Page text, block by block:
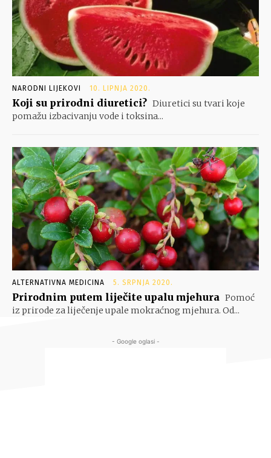
NARODNI LIJEKOVI 10. LIPNJA 2020.
Koji su prirodni diuretici? Diuretici su tvari koje
pomažu izbacivanju vode i toksina...
ALTERNATIVNA MEDICINA 5. SRPNJA 2020.
Prirodnim putem liječite upalu mjehura Pomoć
iz prirode za liječenje upale mokraćnog mjehura. Od...
- Google oglasi -